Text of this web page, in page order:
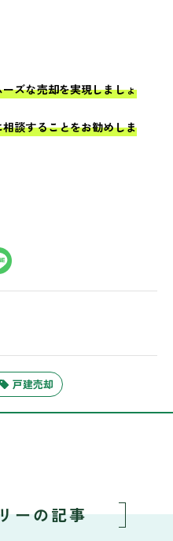
ズな売却を実現しましょ
談することをお勧めしま
戸建売却
ーの記事